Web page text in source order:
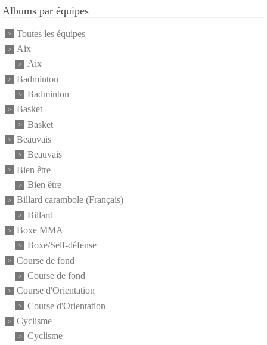
Albums par équipes
Toutes les équipes
Aix
Aix
Badminton
Badminton
Basket
Basket
Beauvais
Beauvais
Bien être
Bien être
Billard carambole (Français)
Billard
Boxe MMA
Boxe/Self-défense
Course de fond
Course de fond
Course d'Orientation
Course d'Orientation
Cyclisme
Cyclisme